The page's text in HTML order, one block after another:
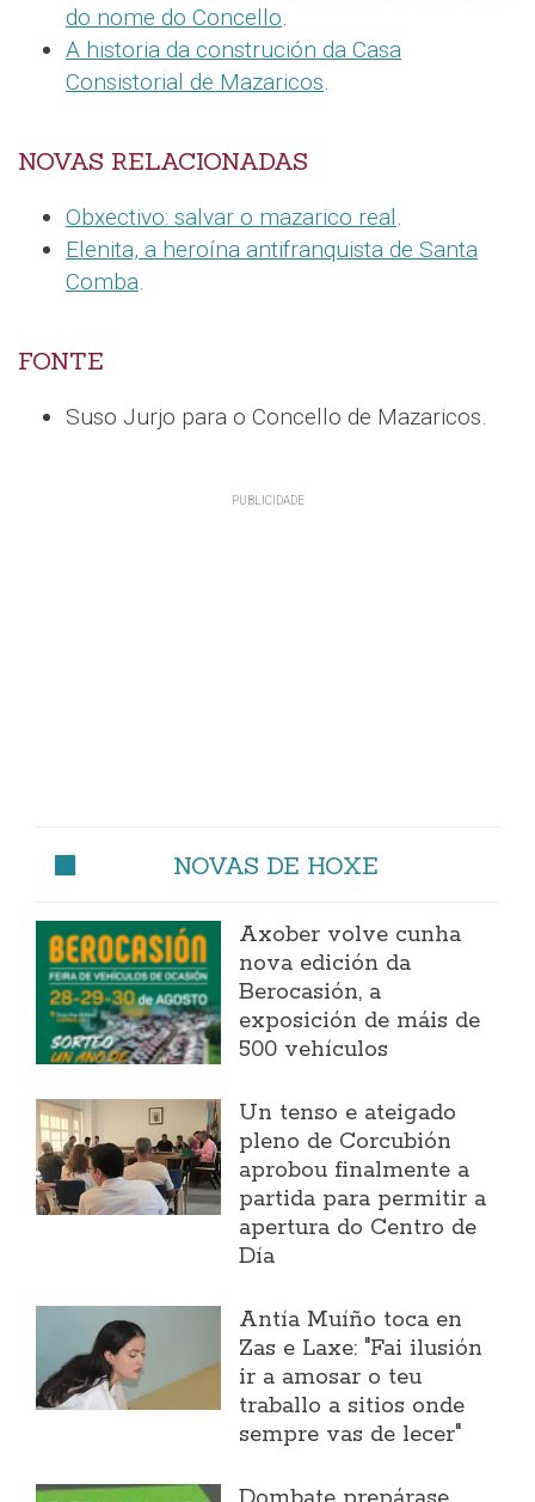
do nome do Concello.
A historia da construción da Casa
Consistorial de Mazaricos.
NOVAS RELACIONADAS
Obxectivo: salvar o mazarico real.
Elenita, a heroína antifranquista de Santa
Comba.
FONTE
Suso Jurjo para o Concello de Mazaricos.
NOVAS DE HOXE
Axober volve cunha
nova edición da
Berocasión, a
exposición de máis de
500 vehículos
Un tenso e ateigado
pleno de Corcubión
aprobou finalmente a
partida para permitir a
apertura do Centro de
Día
Antía Muíño toca en
Zas e Laxe: "Fai ilusión
ir a amosar o teu
traballo a sitios onde
sempre vas de lecer"